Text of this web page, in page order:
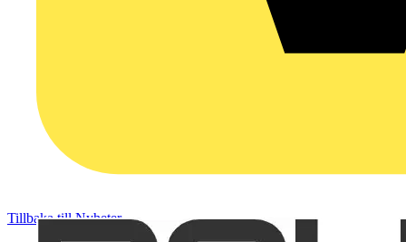
Tillbaka till Nyheter